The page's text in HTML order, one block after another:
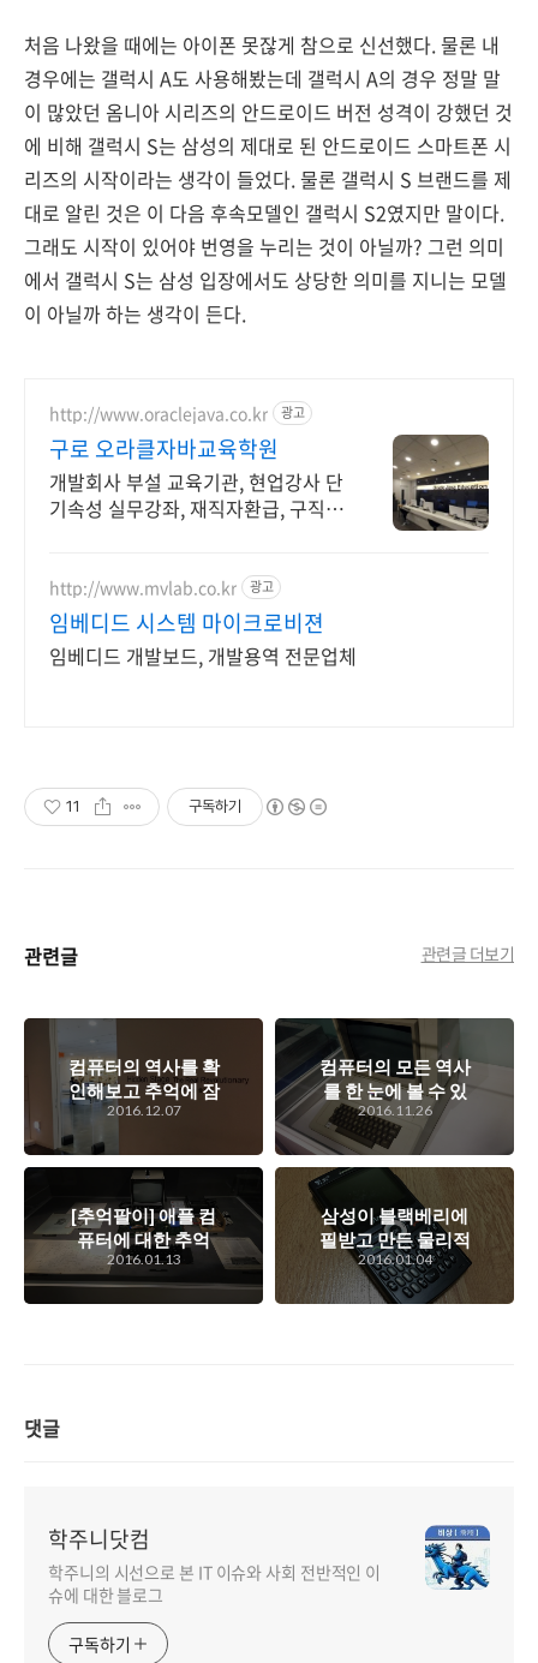
처음 나왔을 때에는 아이폰 못잖게 참으로 신선했다. 물론 내
경우에는 갤럭시 A도 사용해봤는데 갤럭시 A의 경우 정말 말
이 많았던 옴니아 시리즈의 안드로이드 버전 성격이 강했던 것
에 비해 갤럭시 S는 삼성의 제대로 된 안드로이드 스마트폰 시
리즈의 시작이라는 생각이 들었다. 물론 갤럭시 S 브랜드를 제
대로 알린 것은 이 다음 후속모델인 갤럭시 S2였지만 말이다.
그래도 시작이 있어야 번영을 누리는 것이 아닐까? 그런 의미
에서 갤럭시 S는 삼성 입장에서도 상당한 의미를 지니는 모델
이 아닐까 하는 생각이 든다.
http://www.oraclejava.co.kr 광고
구로 오라클자바교육학원
개발회사 부설 교육기관, 현업강사 단
기속성 실무강좌, 재직자환급, 구직자
http://www.mvlab.co.kr 광고
임베디드 시스템 마이크로비젼
임베디드 개발보드, 개발용역 전문업체
11 구독하기
관련글 관련글 더보기
컴퓨터의 역사를 확
인해보고 추억에 잠
길 수 있는 넥슨컴퓨
터박물관 3층 수장
고 스케치
2016.12.07
컴퓨터의 모든 역사
를 한 눈에 볼 수 있
는 PC 오덕들의 꿈
의 성지, 넥슨컴퓨터
박물관 1층을 둘러
보다.
2016.11.26
[추억팔이] 애플 컴
퓨터에 대한 추억
들...
2016.01.13
삼성이 블랙베리에
필받고 만든 물리적
쿼티키패드가 매력
적인 윈도 모바일 스
마트폰, 블랙잭
2016.01.04
댓글
학주니닷컴
학주니의 시선으로 본 IT 이슈와 사회 전반적인 이
슈에 대한 블로그
구독하기